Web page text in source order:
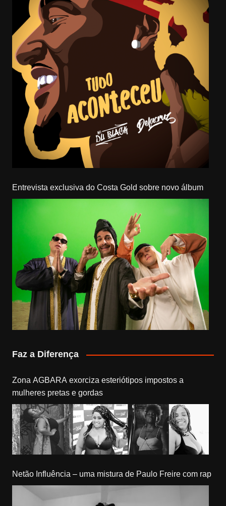
Entrevista exclusiva do Costa Gold sobre novo álbum
Faz a Diferença
Zona AGBARA exorciza esteriótipos impostos a
mulheres pretas e gordas
Netão Influência – uma mistura de Paulo Freire com rap